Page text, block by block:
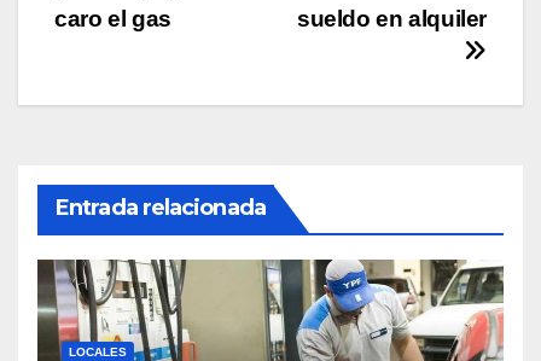
sueldo en alquiler
caro el gas
Entrada relacionada
LOCALES